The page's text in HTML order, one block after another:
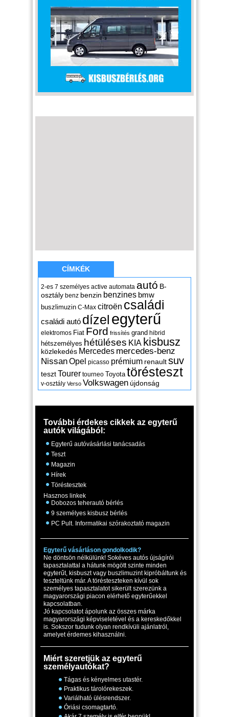
CÍMKÉK
2-es 7 személyes active automata autó B-
osztály benz benzin benzines bmw
buszlimuzin C-Max citroën családi
családi autó dízel egyterű
elektromos Fiat Ford frissítés grand hibrid
hétszemélyes hétüléses KIA kisbusz
közlekedés Mercedes mercedes-benz
NissanOpel picasso prémium renaultsuv
tesztTourer tourneo Toyota törésteszt
v-osztály Verso Volkswagen újdonság
További érdekes cikkek az egyterű
autók világából:
Egyterű autóvásárlási tanácsadás
Teszt
Magazin
Hírek
Töréstesztek
Hasznos linkek
Dobozos teherautó bérlés
9 személyes kisbusz bérlés
PC Pult. Informatikai szórakoztató magazin
Egyterű vásárláson gondolkodik?
Ne döntsön nélkülünk! Sokéves autós újságírói
tapasztalattal a hátunk mögött szinte minden
egyterűt, kisbuszt vagy buszlimuzint kipróbáltunk és
teszteltünk már. A törésteszteken kívül sok
személyes tapasztalatot sikerült szerezünk a
magyarországi piacon elérhető egyterűekkel
kapcsolatban.
Jó kapcsolatot ápolunk az összes márka
magyarországi képviseletével és a kereskedőkkel
is. Sokszor tudunk olyan rendkívüli ajánlatról,
amelyet érdemes kihasználni.
Miért szeretjük az egyterű
személyautókat?
Tágas és kényelmes utastér.
Praktikus tárolórekeszek.
Variálható ülésrendszer.
Óriási csomagtartó.